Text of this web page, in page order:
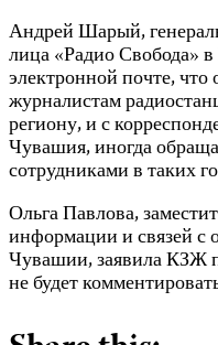
Андрей Шарый,
лица «Радио Свобода»
электронной почте,
журналистам
региону, и с
Чувашия, иногда
сотрудниками в таких
Ольга Павлова,
информации и связей
Чувашии, заявила КЗЖ
не будет